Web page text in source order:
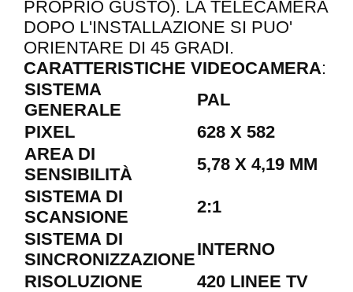
PROPRIO GUSTO). LA TELECAMERA
DOPO L'INSTALLAZIONE SI PUO'
ORIENTARE DI 45 GRADI.
CARATTERISTICHE VIDEOCAMERA:
SISTEMA
GENERALE
PAL
PIXEL
628 X 582
AREA DI
SENSIBILITÀ
5,78 X 4,19 MM
SISTEMA DI
SCANSIONE
2:1
SISTEMA DI
SINCRONIZZAZIONE
INTERNO
RISOLUZIONE
420 LINEE TV